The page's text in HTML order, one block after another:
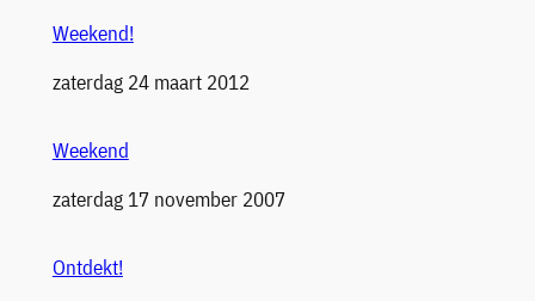
Weekend!
Datum
zaterdag 24 maart 2012
Weekend
Datum
zaterdag 17 november 2007
Ontdekt!